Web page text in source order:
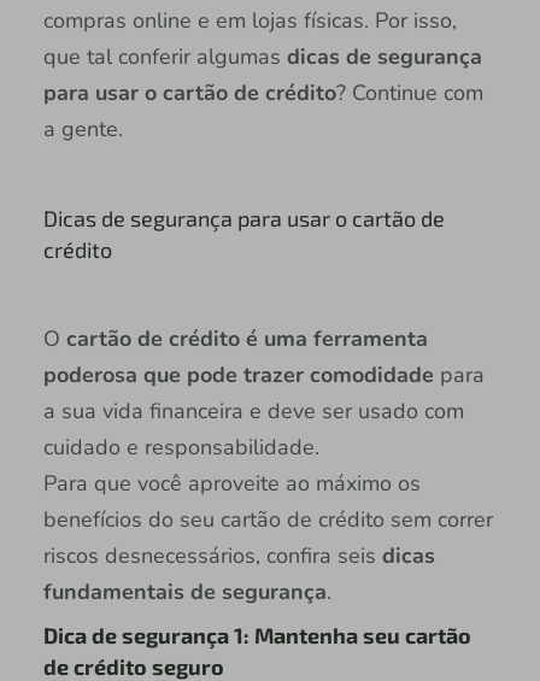
compras online e em lojas físicas. Por isso,
que tal conferir algumas dicas de segurança
para usar o cartão de crédito? Continue com
a gente.
Dicas de segurança para usar o cartão de
crédito
O cartão de crédito é uma ferramenta
poderosa que pode trazer comodidade para
a sua vida financeira e deve ser usado com
cuidado e responsabilidade.
Para que você aproveite ao máximo os
benefícios do seu cartão de crédito sem correr
riscos desnecessários, confira seis dicas
fundamentais de segurança.
Dica de segurança 1: Mantenha seu cartão
de crédito seguro